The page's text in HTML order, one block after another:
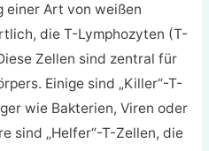
einer Art von weißen
die T-Lymphozyten (T-
Zellen sind zentral für
Einige sind „Killer“-T-
wie Bakterien, Viren oder
sind „Helfer“-T-Zellen, die